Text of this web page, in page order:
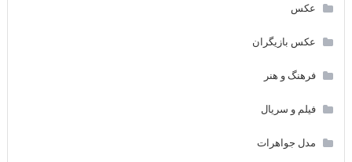
عکس
عکس بازیگران
فرهنگ و هنر
فیلم و سریال
مدل جواهرات